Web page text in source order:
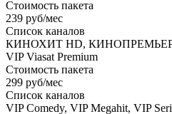
Стоимость пакета
239 руб/мес
Список каналов
КИНОХИТ HD,
VIP Viasat Premium
Стоимость пакета
299 руб/мес
Список каналов
VIP Comedy, VIP Megahit, VIP